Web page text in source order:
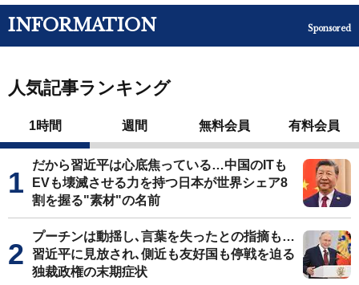
INFORMATION Sponsored
人気記事ランキング
1時間 週間 無料会員 有料会員
だから習近平は心底焦っている…中国のITも
EVも壊滅させる力を持つ日本が世界シェア8
割を握る"素材"の名前
プーチンは動揺し､言葉を失ったとの指摘も…
習近平に見放され､側近も友好国も停戦を迫る
独裁政権の末期症状